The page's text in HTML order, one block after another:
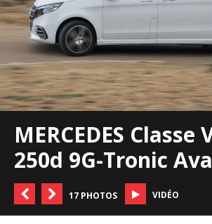
MERCEDES Classe
250d 9G-Tronic
17 PHOTOS VIDÉO